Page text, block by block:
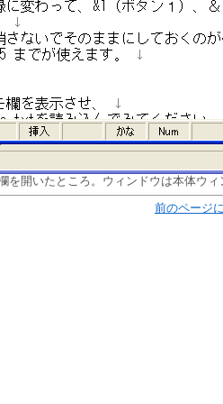
を開いたところ。ウィンドウは本体ウ
前のページ